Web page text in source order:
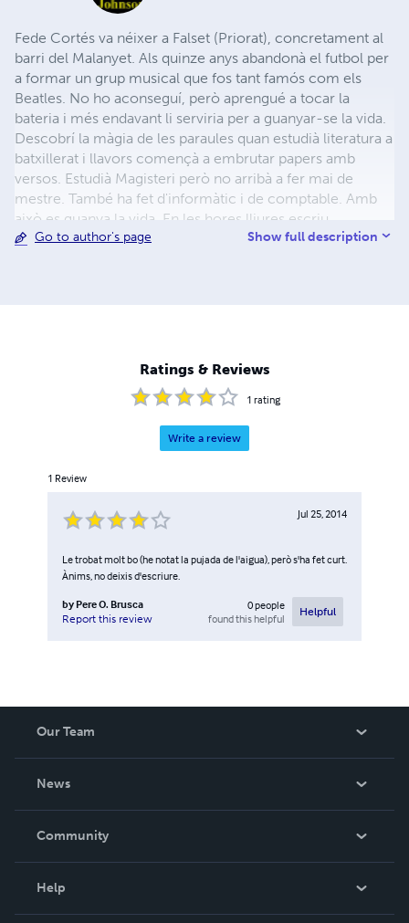
Fede Cortés va néixer a Falset (Priorat), concretament al
barri del Malanyet. Als quinze anys abandonà el futbol per
a formar un grup musical que fos tant famós com els
Beatles. No ho aconseguí, però aprengué a tocar la
bateria i més endavant li serviria per a guanyar-se la vida.
Descobrí la màgia de les paraules quan estudià literatura a
batxillerat i llavors començà a embrutar papers amb
versos. Estudià Magisteri però no arribà a fer mai de
mestre. També ha fet d'informàtic i de comptable. Amb
això es guanya la vida. En les hores lliures escriu.
Go to author's page Show full description
Ratings & Reviews
1 rating
Write a review
1 Review
Jul 25, 2014
Le trobat molt bo (he notat la pujada de l'aigua), però s'ha fet curt.
Ànims, no deixis d'escriure.
by Pere O. Brusca
Report this review
0people
found this helpful
Helpful
Our Team
News
In The News
Community
Help